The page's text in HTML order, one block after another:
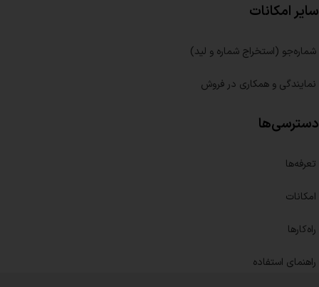
سایر امکانات
شماره‌جو (استخراج شماره و لید)
نمایندگی و همکاری در فروش
دسترسی‌ها
تعرفه‌ها
امکانات
راه‌کارها
راهنمای استفاده